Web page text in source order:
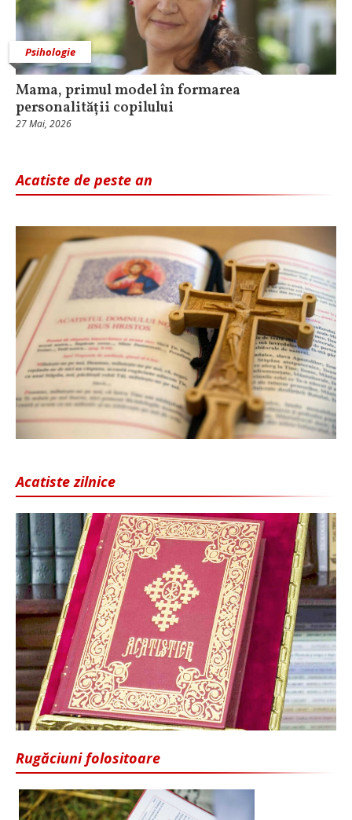
Psihologie
Mama, primul model în formarea
personalității copilului
27 Mai, 2026
Acatiste de peste an
Acatiste zilnice
Rugăciuni folositoare